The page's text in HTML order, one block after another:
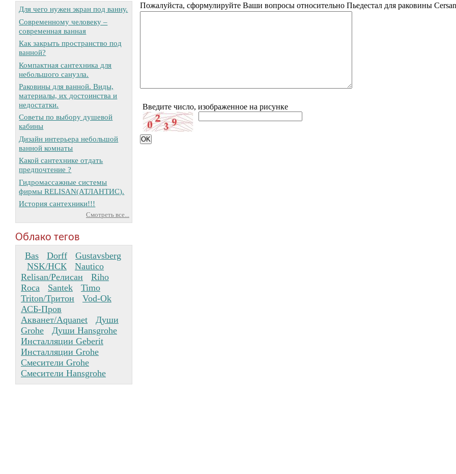
Для чего нужен экран под ванну.
Современному человеку –
современная ванная
Как закрыть пространство под
ванной?
Компактная сантехника для
небольшого санузла.
Раковины для ванной. Виды,
материалы, их достоинства и
недостатки.
Советы по выбору душевой
кабины
Дизайн интерьера небольшой
ванной комнаты
Какой сантехнике отдать
предпочтение ?
Гидромассажные системы
фирмы RELISAN(АТЛАНТИС).
История сантехники!!!
Смотреть все...
Облако тегов
Bas Dorff
Gustavsberg
NSK/НСК
Nautico
Relisan/Релисан
Riho
Roca
Santek
Timo
Triton/Тритон
Vod-Ok
АСБ-Пров
Акванет/Aquanet
Души
Grohe
Души Hansgrohe
Инсталляции Geberit
Инсталляции Grohe
Смесители Grohe
Смесители Hansgrohe
Пожалуйста, сформулируйте Ваши вопросы относительно Пьедестал для раковины
Введите число, изображенное на рисунке